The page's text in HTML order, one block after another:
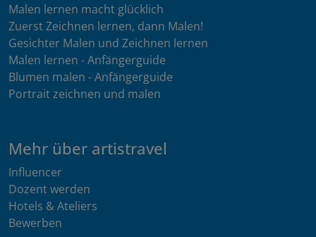
Malen lernen macht glücklich
Zuerst Zeichnen lernen, dann Malen!
Gesichter Malen und Zeichnen lernen
Malen lernen - Anfängerguide
Blumen malen - Anfängerguide
Portrait zeichnen und malen
Mehr über artistravel
Influencer
Dozent werden
Hotels & Ateliers
Bewerben